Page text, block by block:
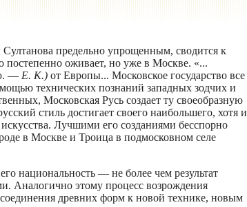
предельно упрощенным, сводится к
постепенно оживает, но уже в Москве. «...
— Е. К.) от Европы... Московское государство все
технических познаний западных зодчих и
Московская Русь создает ту своеобразную
стиль достигает своего наибольшего, хотя и
Лучшими его созданиями бесспорно
в Москве и Троица в подмосковном селе
национальность — не более чем результат
Аналогично этому процесс возрождения
древних форм к новой технике, новым